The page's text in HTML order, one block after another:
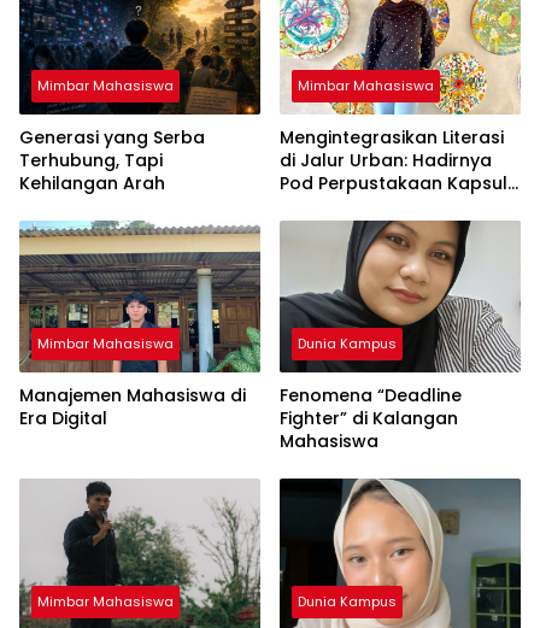
Mimbar Mahasiswa
Generasi yang Serba
Terhubung, Tapi
Kehilangan Arah
Mimbar Mahasiswa
Mengintegrasikan Literasi
di Jalur Urban: Hadirnya
Pod Perpustakaan Kapsul
Tren Terbaru
Mimbar Mahasiswa
Manajemen Mahasiswa di
Era Digital
Dunia Kampus
Fenomena “Deadline
Fighter” di Kalangan
Mahasiswa
Mimbar Mahasiswa Dunia Kampus